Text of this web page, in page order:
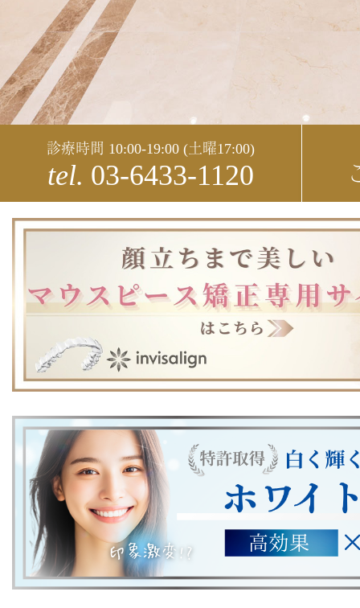
診療時間 10:00-19:00 (土曜17:00)
tel. 03-6433-1120